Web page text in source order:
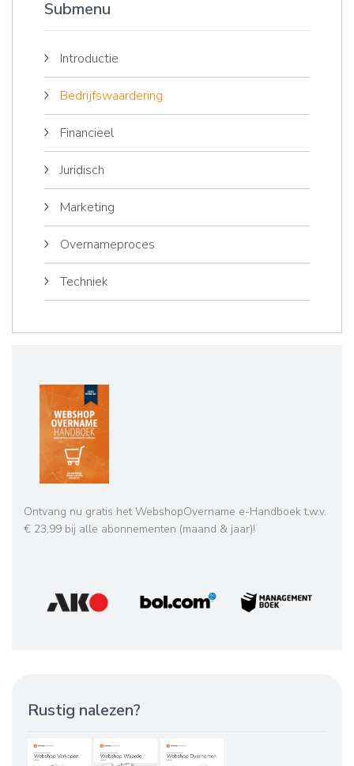
krijgen met
stakingswinst.
concept in de
(kleine)
bedrijfsovernames.
Submenu
Introductie
Bedrijfswaardering
Financieel
Juridisch
Marketing
Overnameproces
Techniek
Ontvang nu gratis het WebshopOvername e-Handboek t.w.v.
€ 23,99 bij alle abonnementen (maand & jaar)!
Rustig nalezen?